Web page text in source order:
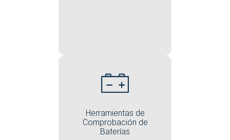
Herramientas de
Comprobación de
Baterías